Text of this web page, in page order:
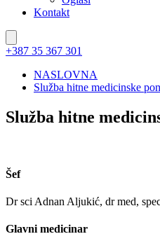
Kontakt
+387 35 367 301
NASLOVNA
Služba hitne medicinske
Služba hitne
Šef
Dr sci Adnan Aljukić, dr med,
Glavni medicinar